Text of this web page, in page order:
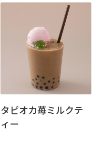
タピオカ苺ミルクテ
ィー